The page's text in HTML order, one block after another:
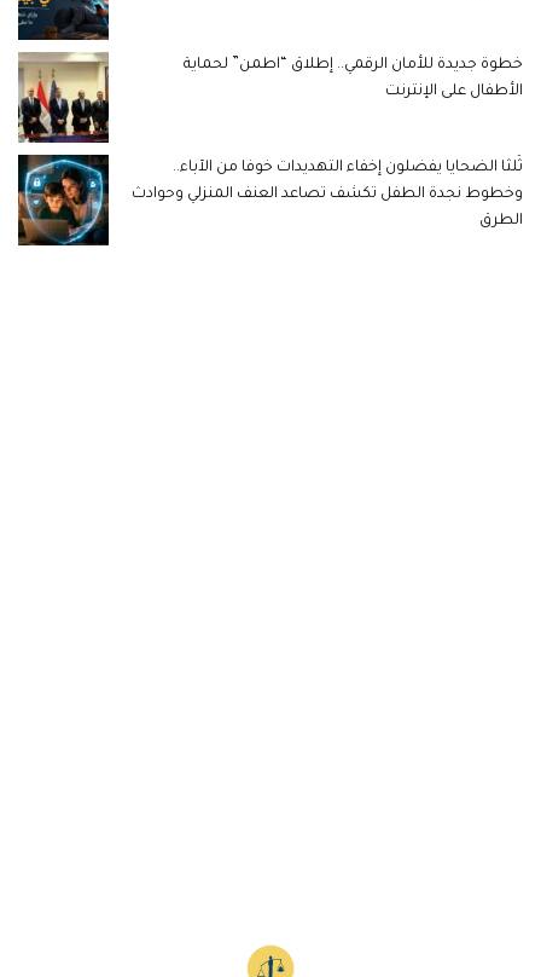
خطوة جديدة للأمان الرقمي.. إطلاق “اطمن” لحماية
الأطفال على الإنترنت
ثُلثا الضحايا يفضلون إخفاء التهديدات خوفا من الآباء..
وخطوط نجدة الطفل تكشف تصاعد العنف المنزلي وحوادث
الطرق